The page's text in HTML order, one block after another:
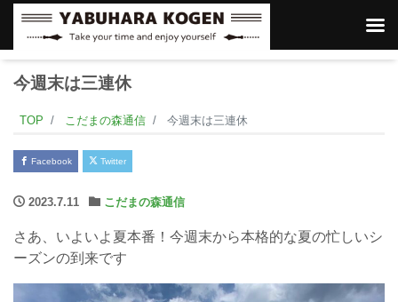
今週末は三連休
TOP こだまの森通信 今週末は三連休
Facebook Twitter
2023.7.11 こだまの森通信
さあ、いよいよ夏本番！今週末から本格的な夏の忙しいシ
ーズンの到来です